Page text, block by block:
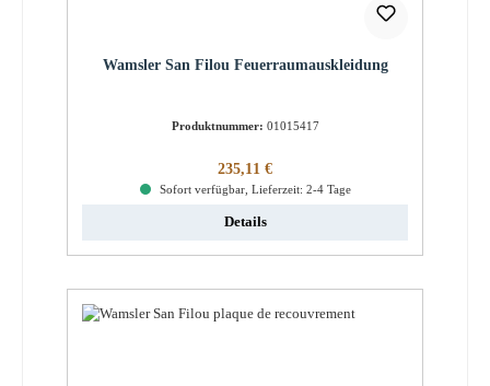
Wamsler San Filou Feuerraumauskleidung
Produktnummer: 01015417
Regulärer Preis:
235,11 €
Sofort verfügbar, Lieferzeit: 2-4 Tage
Details